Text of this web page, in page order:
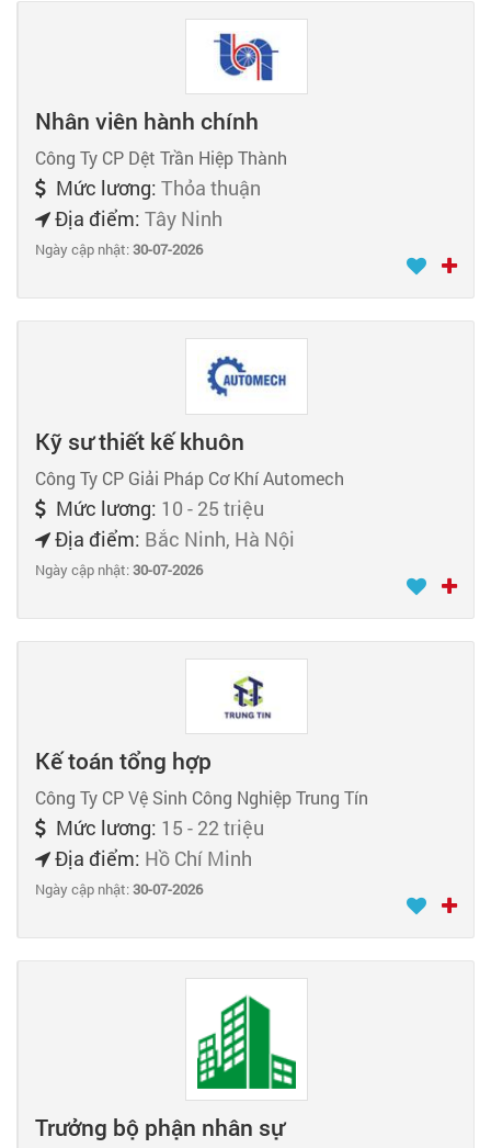
Nhân viên hành chính
Công Ty CP Dệt Trần Hiệp Thành
Mức lương: Thỏa thuận
Địa điểm: Tây Ninh
Ngày cập nhật:30-07-2026
Kỹ sư thiết kế khuôn
Công Ty CP Giải Pháp Cơ Khí Automech
Mức lương: 10 - 25 triệu
Địa điểm: Bắc Ninh, Hà Nội
Ngày cập nhật:30-07-2026
Kế toán tổng hợp
Công Ty CP Vệ Sinh Công Nghiệp Trung Tín
Mức lương: 15 - 22 triệu
Địa điểm: Hồ Chí Minh
Ngày cập nhật:30-07-2026
Trưởng bộ phận nhân sự